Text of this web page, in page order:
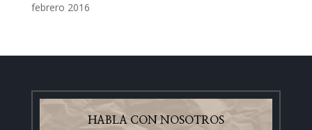
febrero 2016
HABLA CON NOSOTROS